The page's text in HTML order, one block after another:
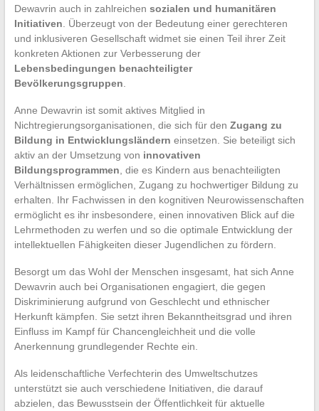
Dewavrin auch in zahlreichen sozialen und humanitären
Initiativen . Überzeugt von der Bedeutung einer gerechteren
und inklusiveren Gesellschaft widmet sie einen Teil ihrer Zeit
konkreten Aktionen zur Verbesserung der
Lebensbedingungen benachteiligter
Bevölkerungsgruppen
Anne Dewavrin ist somit aktives Mitglied in
Nichtregierungsorganisationen, die sich für den Zugang zu
Bildung in Entwicklungsländern einsetzen. Sie beteiligt sich
aktiv an der Umsetzung von innovativen
Bildungsprogrammen , die es Kindern aus benachteiligten
Verhältnissen ermöglichen, Zugang zu hochwertiger Bildung zu
erhalten. Ihr Fachwissen in den kognitiven Neurowissenschaften
ermöglicht es ihr insbesondere, einen innovativen Blick auf die
Lehrmethoden zu werfen und so die optimale Entwicklung der
intellektuellen Fähigkeiten dieser Jugendlichen zu fördern.
Besorgt um das Wohl der Menschen insgesamt, hat sich Anne
Dewavrin auch bei Organisationen engagiert, die gegen
Diskriminierung aufgrund von Geschlecht und ethnischer
Herkunft kämpfen. Sie setzt ihren Bekanntheitsgrad und ihren
Einfluss im Kampf für Chancengleichheit und die volle
Anerkennung grundlegender Rechte ein.
Als leidenschaftliche Verfechterin des Umweltschutzes
unterstützt sie auch verschiedene Initiativen, die darauf
abzielen, das Bewusstsein der Öffentlichkeit für aktuelle